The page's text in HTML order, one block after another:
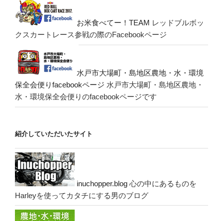
お米食べてー！TEAM レッドブルボッ
クスカートレース参戦の際のFacebookページ
水戸市大場町・島地区農地・水・環境
保全会便りfacebookページ 水戸市大場町・島地区農地・
水・環境保全会便りのfacebookページです
紹介していただいたサイト
inuchopper.blog 心の中にあるものを
Harleyを使ってカタチにする男のブログ